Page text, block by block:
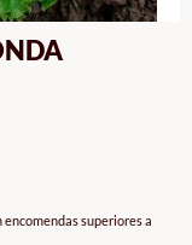
superiores a